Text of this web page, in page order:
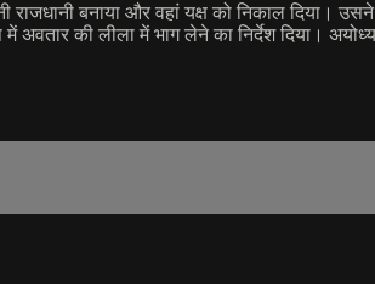
राजधानी बनाया और वहां यक्ष को निकाल दिया।
की लीला में भाग लेने का निर्देश दिया।